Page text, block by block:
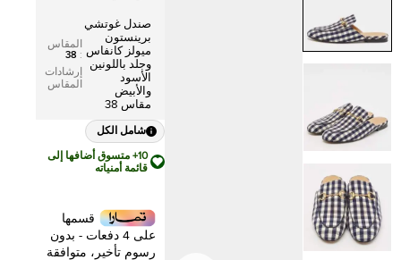
صندل غوتشي
برينستون
ميولز كانفاس
وجلد باللونين
الأسود
والأبيض
مقاس 38
المقاس
:
38
إرشادات
المقاس
شامل الكل
10+ متسوق أضافها إلى
قائمة أمنياته
قسمها
على 4 دفعات - بدون
رسوم تأخير، متوافقة